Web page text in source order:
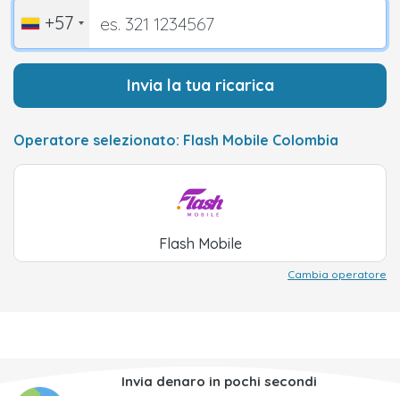
+57
Invia la tua ricarica
Operatore selezionato: Flash Mobile Colombia
Flash Mobile
Cambia operatore
Invia denaro in pochi secondi